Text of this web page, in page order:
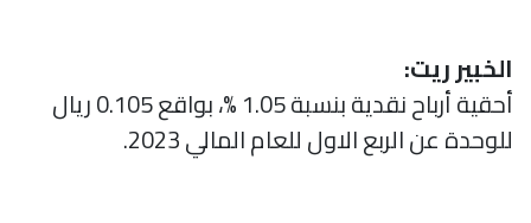
الخبير ريت:
أحقية أرباح نقدية بنسبة 1.05 %، بواقع 0.105 ريال
للوحدة عن الربع الاول للعام المالي 2023.